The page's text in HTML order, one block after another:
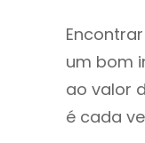
um bom
ao valor
é cada